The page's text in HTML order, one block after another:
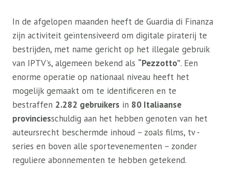
In de afgelopen maanden heeft de Guardia di Finanza
zijn activiteit geïntensiveerd om digitale piraterij te
bestrijden, met name gericht op het illegale gebruik
van IPTV’s, algemeen bekend als “Pezzotto”. Een
enorme operatie op nationaal niveau heeft het
mogelijk gemaakt om te identificeren en te
bestraffen 2.282 gebruikers in 80 Italiaanse
provinciesschuldig aan het hebben genoten van het
auteursrecht beschermde inhoud – zoals films, tv -
series en boven alle sportevenementen – zonder
reguliere abonnementen te hebben getekend.